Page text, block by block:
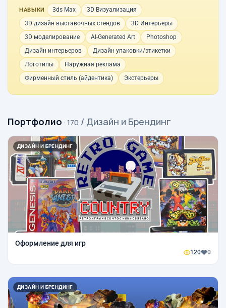
НАВЫКИ 3ds Max
3D Визуализация
3D дизайн выставочных стендов
3D Интерьеры
3D моделирование
AI-Generated Art
Photoshop
Дизайн интерьеров
Дизайн упаковки/этикетки
Логотипы
Наружная реклама
Фирменный стиль (айдентика)
Экстерьеры
Портфолио · 170 / Дизайн и Брендинг
ДИЗАЙН И БРЕНДИНГ
Оформление для игр
120 0
ДИЗАЙН И БРЕНДИНГ